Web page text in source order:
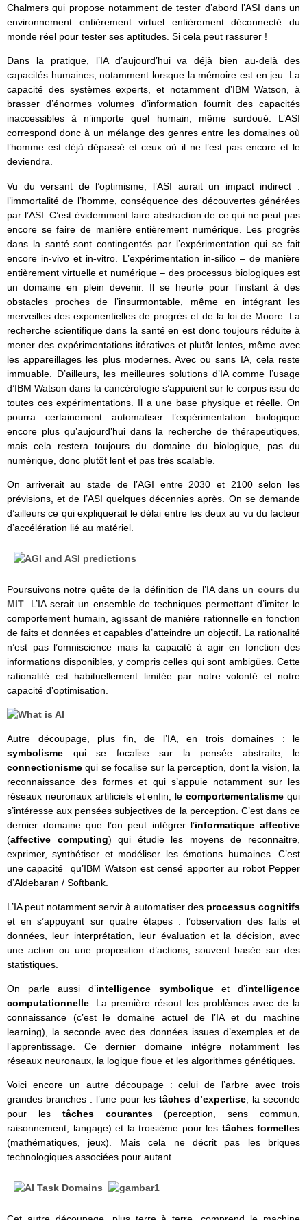
Chalmers qui propose notamment de tester d’abord l’ASI dans un
environnement entièrement virtuel entièrement déconnecté du
monde réel pour tester ses aptitudes. Si cela peut rassurer !
Dans la pratique, l’IA d’aujourd’hui va déjà bien au-delà des
capacités humaines, notamment lorsque la mémoire est en jeu. La
capacité des systèmes experts, et notamment d’IBM Watson, à
brasser d’énormes volumes d’information fournit des capacités
inaccessibles à n’importe quel humain, même surdoué. L’ASI
correspond donc à un mélange des genres entre les domaines où
l’homme est déjà dépassé et ceux où il ne l’est pas encore et le
deviendra.
Vu du versant de l’optimisme, l’ASI aurait un impact indirect :
l’immortalité de l’homme, conséquence des découvertes générées
par l’ASI. C’est évidemment faire abstraction de ce qui ne peut pas
encore se faire de manière entièrement numérique. Les progrès
dans la santé sont contingentés par l’expérimentation qui se fait
encore in-vivo et in-vitro. L’expérimentation in-silico – de manière
entièrement virtuelle et numérique – des processus biologiques est
un domaine en plein devenir. Il se heurte pour l’instant à des
obstacles proches de l’insurmontable, même en intégrant les
merveilles des exponentielles de progrès et de la loi de Moore. La
recherche scientifique dans la santé en est donc toujours réduite à
mener des expérimentations itératives et plutôt lentes, même avec
les appareillages les plus modernes. Avec ou sans IA, cela reste
immuable. D’ailleurs, les meilleures solutions d’IA comme l’usage
d’IBM Watson dans la cancérologie s’appuient sur le corpus issu de
toutes ces expérimentations. Il a une base physique et réelle. On
pourra certainement automatiser l’expérimentation biologique
encore plus qu’aujourd’hui dans la recherche de thérapeutiques,
mais cela restera toujours du domaine du biologique, pas du
numérique, donc plutôt lent et pas très scalable.
On arriverait au stade de l’AGI entre 2030 et 2100 selon les
prévisions, et de l’ASI quelques décennies après. On se demande
d’ailleurs ce qui expliquerait le délai entre les deux au vu du facteur
d’accélération lié au matériel.
Poursuivons notre quête de la définition de l’IA dans un cours du
MIT . L’IA serait un ensemble de techniques permettant d’imiter le
comportement humain, agissant de manière rationnelle en fonction
de faits et données et capables d’atteindre un objectif. La rationalité
n’est pas l’omniscience mais la capacité à agir en fonction des
informations disponibles, y compris celles qui sont ambigües. Cette
rationalité est habituellement limitée par notre volonté et notre
capacité d’optimisation.
Autre découpage, plus fin, de l’IA, en trois domaines : le
symbolisme qui se focalise sur la pensée abstraite, le
connectionismequi se focalise sur la perception, dont la vision, la
reconnaissance des formes et qui s’appuie notamment sur les
réseaux neuronaux artificiels et enfin, lecomportementalismequi
s’intéresse aux pensées subjectives de la perception. C’est dans ce
dernier domaine que l’on peut intégrer l’informatique affective
(affective computing) qui étudie les moyens de reconnaitre,
exprimer, synthétiser et modéliser les émotions humaines. C’est
une capacité qu’IBM Watson est censé apporter au robot Pepper
d’Aldebaran / Softbank.
L’IA peut notamment servir à automatiser des processus cognitifs
et en s’appuyant sur quatre étapes : l’observation des faits et
données, leur interprétation, leur évaluation et la décision, avec
une action ou une proposition d’actions, souvent basée sur des
statistiques.
On parle aussi d’intelligence symboliqueet d’intelligence
computationnelle . La première résout les problèmes avec de la
connaissance (c’est le domaine actuel de l’IA et du machine
learning), la seconde avec des données issues d’exemples et de
l’apprentissage. Ce dernier domaine intègre notamment les
réseaux neuronaux, la logique floue et les algorithmes génétiques.
Voici encore un autre découpage : celui de l’arbre avec trois
grandes branches : l’une pour les tâches d’expertise , la seconde
pour les tâches courantes(perception, sens commun,
raisonnement, langage) et la troisième pour les tâches formelles
(mathématiques, jeux). Mais cela ne décrit pas les briques
technologiques associées pour autant.